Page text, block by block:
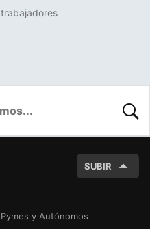
trabajadores
SUBIR
Pymes y Autónomos